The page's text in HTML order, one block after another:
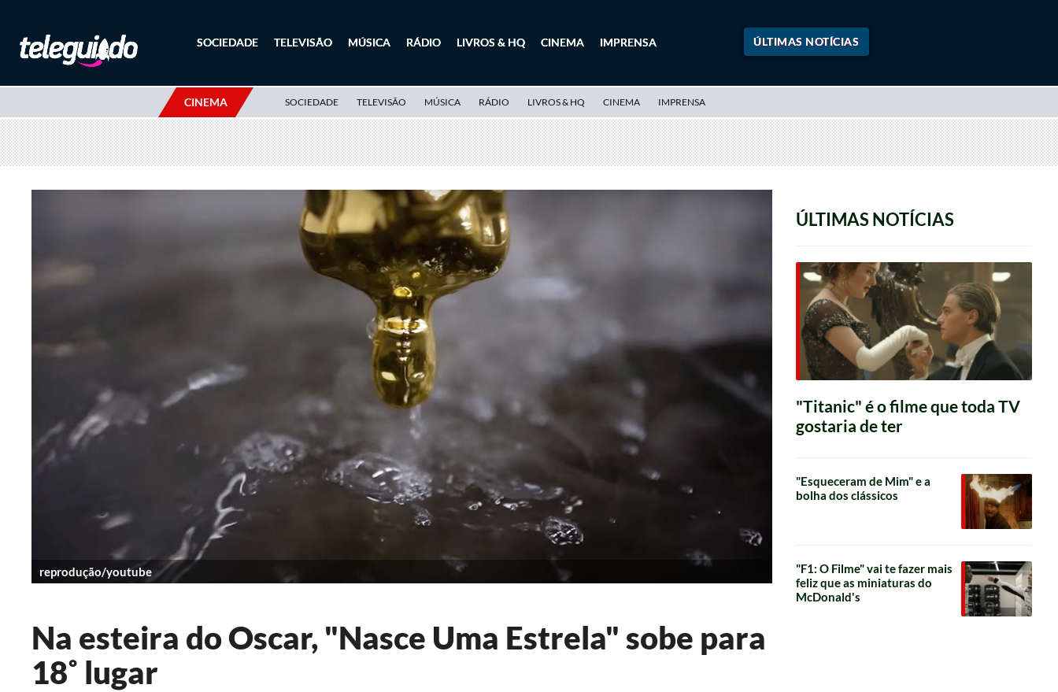
ÚLTIMAS NOTÍCIAS
SOCIEDADE TELEVISÃO MÚSICA RÁDIO LIVROS & HQ CINEMA IMPRENSA
CINEMA SOCIEDADE TELEVISÃO MÚSICA RÁDIO LIVROS & HQ CINEMA IMPRENSA
reprodução/youtube
Na esteira do Oscar, "Nasce Uma Estrela" sobe para
18˚ lugar
ÚLTIMAS NOTÍCIAS
"Titanic" é o filme que toda TV
gostaria de ter
"Esqueceram de Mim" e a
bolha dos clássicos
"F1: O Filme" vai te fazer mais
feliz que as miniaturas do
McDonald's